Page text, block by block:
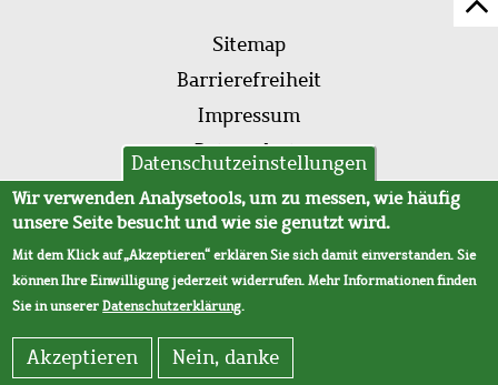
Fußleistenmenü
Sitemap
Barrierefreiheit
Impressum
Datenschutz
AVB
Datenschutzeinstellungen
Wir verwenden Analysetools, um zu messen, wie häufig
unsere Seite besucht und wie sie genutzt wird.
Mit dem Klick auf „Akzeptieren“ erklären Sie sich damit einverstanden. Sie
können Ihre Einwilligung jederzeit widerrufen. Mehr Informationen finden
Sie in unsererDatenschutzerklärung.
Akzeptieren Nein, danke